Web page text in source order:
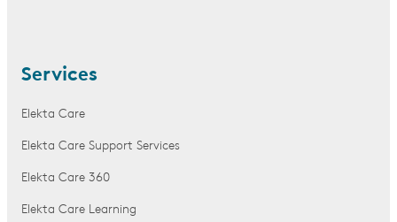
Services
Elekta Care
Elekta Care Support Services
Elekta Care 360
Elekta Care Learning